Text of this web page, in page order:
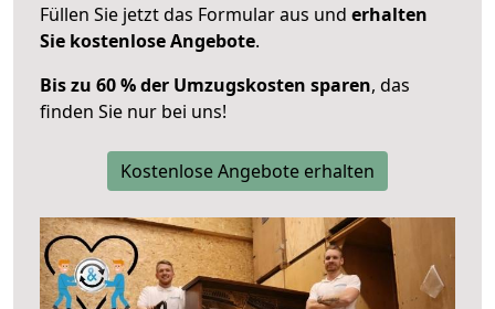
Füllen Sie jetzt das Formular aus und erhalten
Sie kostenlose Angebote.
Bis zu 60 % der Umzugskosten sparen, das
finden Sie nur bei uns!
Kostenlose Angebote erhalten